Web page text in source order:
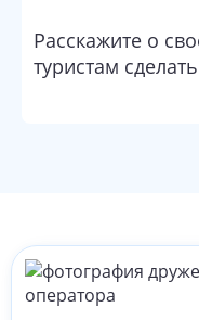
Расскажите о
туристам